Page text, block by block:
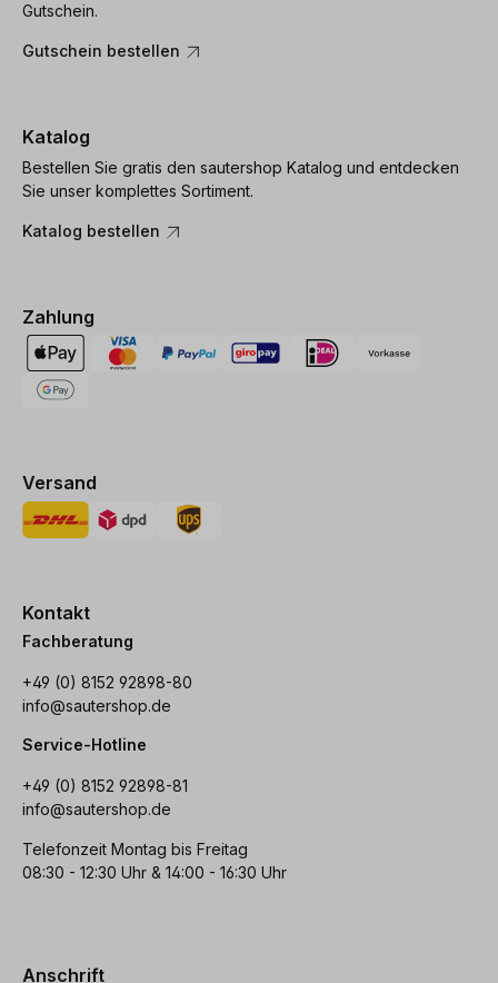
Gutschein.
Gutschein bestellen
Katalog
Bestellen Sie gratis den sautershop Katalog und entdecken
Sie unser komplettes Sortiment.
Katalog bestellen
Zahlung
Versand
Kontakt
Fachberatung
+49 (0) 8152 92898-80
info@sautershop.de
Service-Hotline
+49 (0) 8152 92898-81
info@sautershop.de
Telefonzeit Montag bis Freitag
08:30 - 12:30 Uhr & 14:00 - 16:30 Uhr
Anschrift